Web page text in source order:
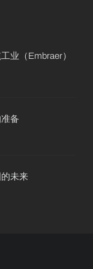
业（Embraer）
备
未来